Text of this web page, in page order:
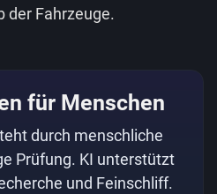
der Fahrzeuge.
für Menschen
durch menschliche
Prüfung. KI unterstützt
und Feinschliff.